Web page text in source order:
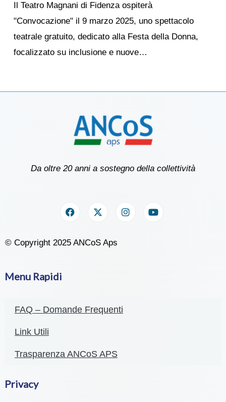
Il Teatro Magnani di Fidenza ospiterà
"Convocazione" il 9 marzo 2025, uno spettacolo
teatrale gratuito, dedicato alla Festa della Donna,
focalizzato su inclusione e nuove…
Da oltre 20 anni a sostegno della collettività
© Copyright 2025 ANCoS Aps
Menu Rapidi
FAQ – Domande Frequenti
Link Utili
Trasparenza ANCoS APS
Privacy